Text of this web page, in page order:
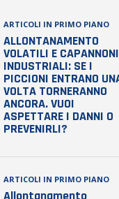
ARTICOLI IN PRIMO PIANO
ALLONTANAMENTO
VOLATILI E CAPANNONI
INDUSTRIALI: SE I
PICCIONI ENTRANO
VOLTA TORNERANNO
ANCORA. VUOI
ASPETTARE I DANNI O
PREVENIRLI?
ARTICOLI IN PRIMO PIANO